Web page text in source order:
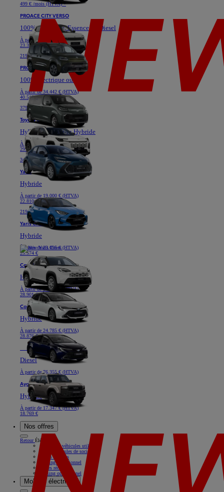
499 € /mois (HTVA) *
PROACE CITY VERSO
100% électrique, Essence ou Diesel
À partir de
19.364 € (HTVA)
23.331 €
219 € /mois (HTVA) *
PROACE VERSO
100% électrique ou Diesel
À partir de34.442 € (HTVA)
40.517 €
379 € /mois (HTVA) *
Toyota C-HR
Hybride ou Plug-in Hybride
À partir de
24.777 € (HTVA)
29.736 €
349 € /mois (HTVA) *
Yaris
Hybride
À partir de 19.000 € (HTVA)
22.810 €
219 € /mois (HTVA) *
Yaris Cross
Hybride
À partir de23.095 € (HTVA)
25.574 €
Corolla Hatchback
Hybride
À partir de24.785 € (HTVA)
28.901 €
Corolla Touring Sports
Hybride
À partir de 24.785 € (HTVA)
28.876 €
Nouveau
Land Cruiser
Diesel
À partir de 76.355 € (HTVA)
Aygo X
Hybride
À partir de 17.347 € (HTVA)
18.769 €
Nos offres
RetourÉlément
Nos offres véhicules utilitaires
Offres véhicules de société
Offres récentes
Leasing opérationnel
Offres récentes
Leasing opérationnel
Mobilité électrique